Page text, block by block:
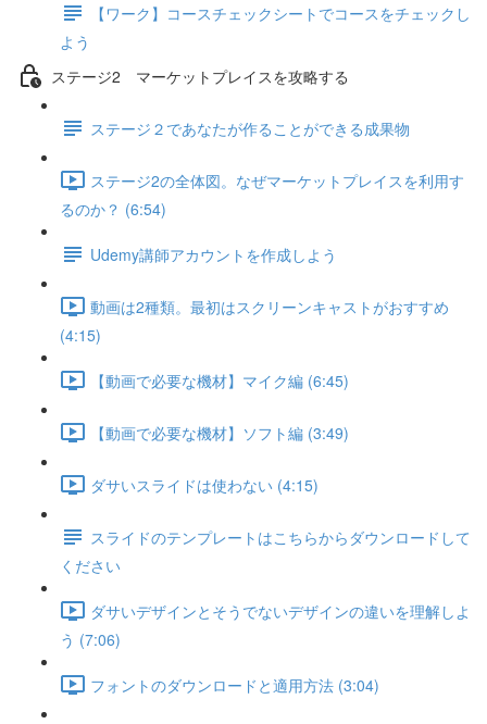
【ワーク】コースチェックシートでコースをチェックし
よう
ステージ2 マーケットプレイスを攻略する
ステージ２であなたが作ることができる成果物
ステージ2の全体図。なぜマーケットプレイスを利用す
るのか？ (6:54)
Udemy講師アカウントを作成しよう
動画は2種類。最初はスクリーンキャストがおすすめ
(4:15)
【動画で必要な機材】マイク編 (6:45)
【動画で必要な機材】ソフト編 (3:49)
ダサいスライドは使わない (4:15)
スライドのテンプレートはこちらからダウンロードして
ください
ダサいデザインとそうでないデザインの違いを理解しよ
う (7:06)
フォントのダウンロードと適用方法 (3:04)